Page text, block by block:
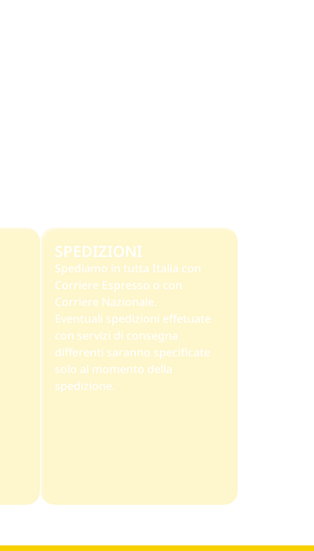
SPEDIZIONI
Spediamo in tutta Italia con
Corriere Espresso o con
Corriere Nazionale.
Eventuali spedizioni effetuate
con servizi di consegna
differenti saranno specificate
solo al momento della
spedizione.